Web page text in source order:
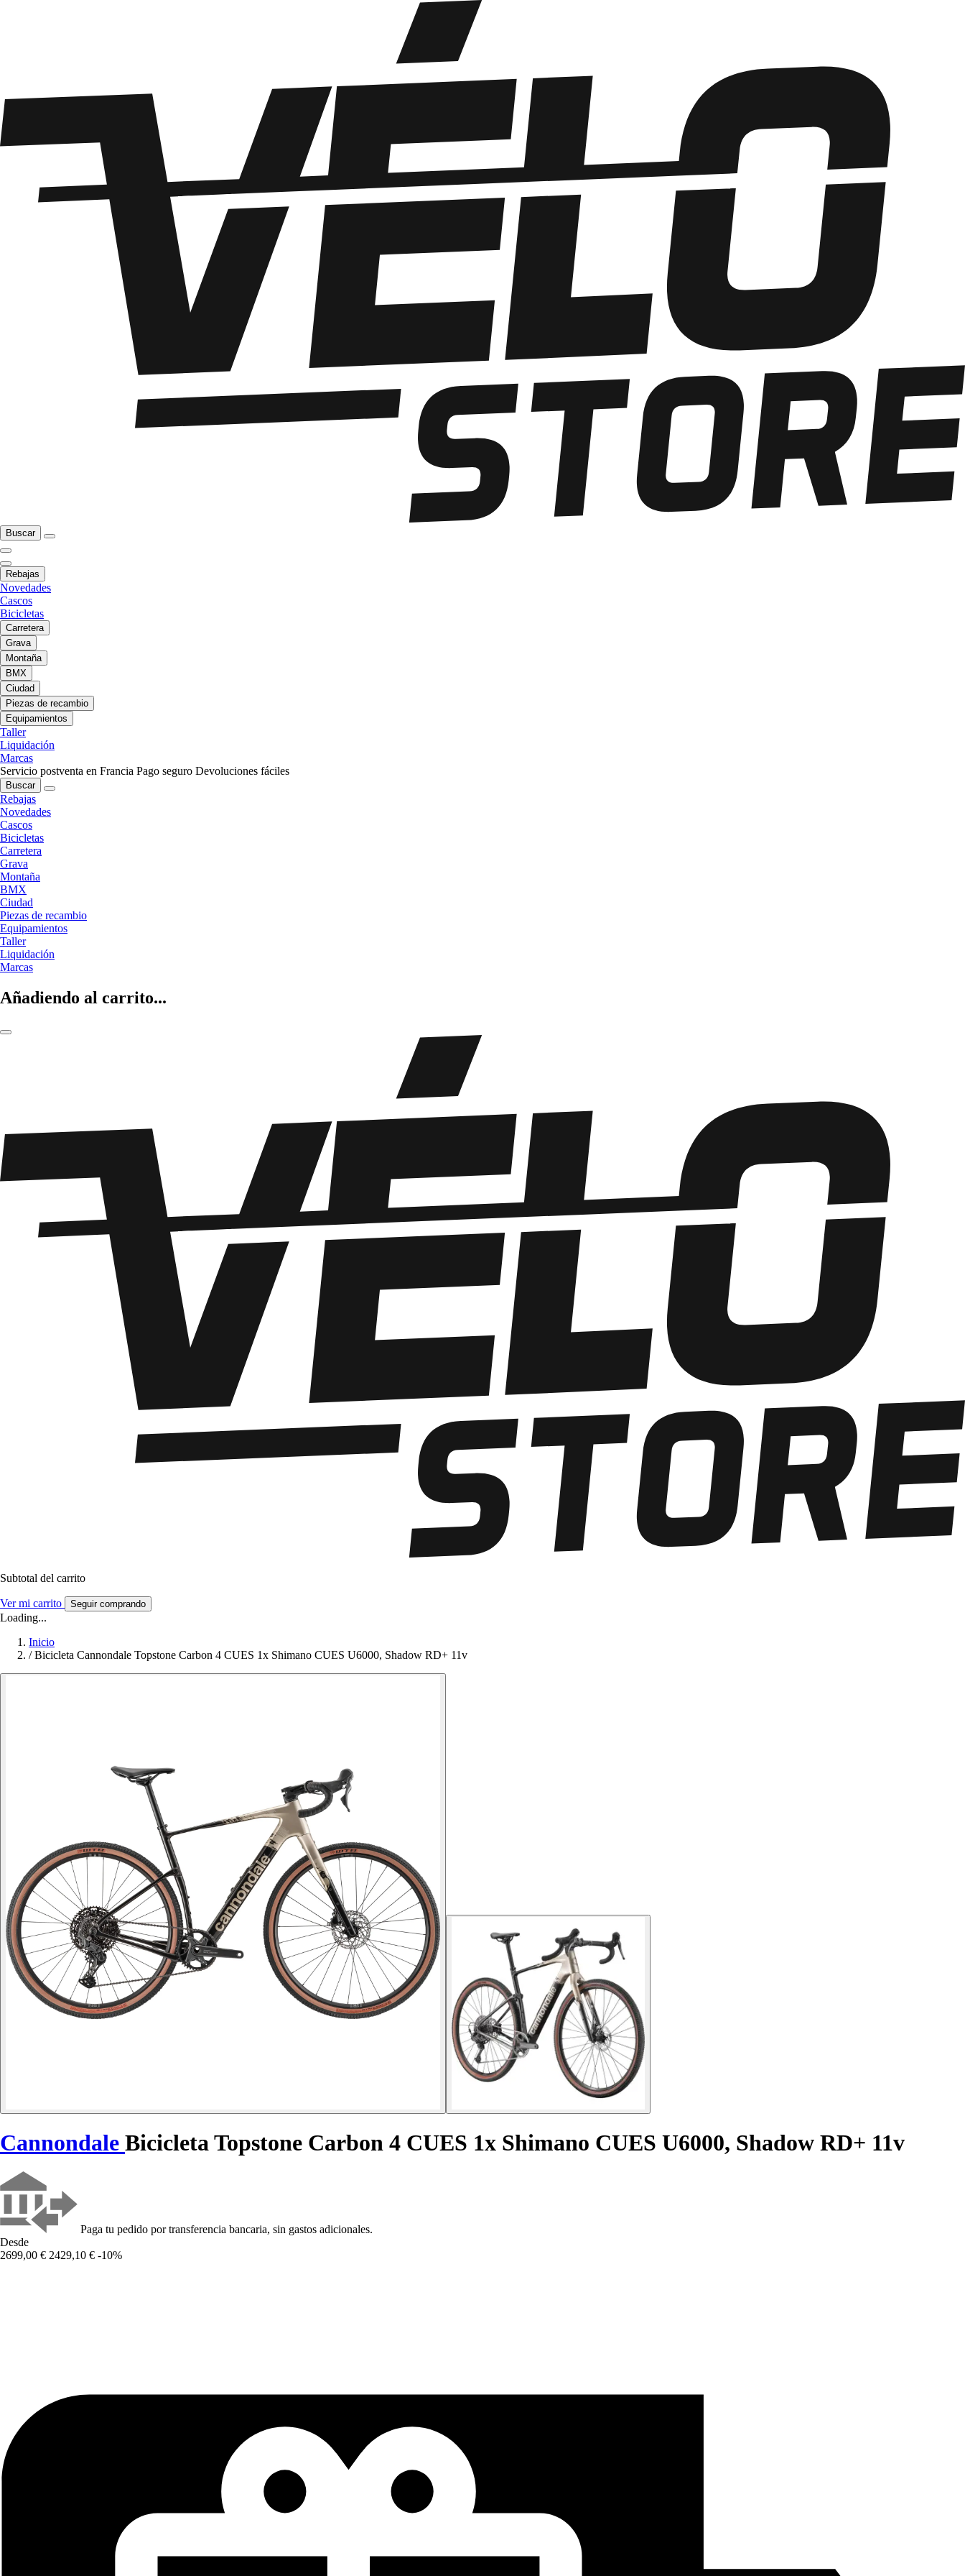
Buscar
Rebajas
Novedades
Cascos
Bicicletas
Carretera
Grava
Montaña
BMX
Ciudad
Piezas de recambio
Equipamientos
Taller
Liquidación
Marcas
Servicio postventa en Francia Pago seguro Devoluciones fáciles
Buscar
Rebajas
Novedades
Cascos
Bicicletas
Carretera
Grava
Montaña
BMX
Ciudad
Piezas de recambio
Equipamientos
Taller
Liquidación
Marcas
Añadiendo al carrito...
Subtotal del carrito
Ver mi carrito Seguir comprando
Loading...
Inicio
/ Bicicleta Cannondale Topstone Carbon 4 CUES 1x Shimano CUES U6000, Shadow RD+ 11v
Cannondale Bicicleta Topstone Carbon 4 CUES 1x Shimano CUES U6000, Shadow RD+ 11v
Paga tu pedido por transferencia bancaria, sin gastos adicionales.
Desde
2699,00 € 2429,10 € -10%